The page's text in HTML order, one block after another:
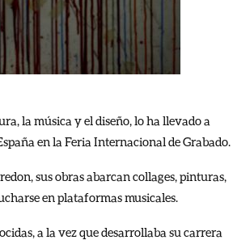
la música y el diseño, lo ha llevado a
en la Feria Internacional de Grabado.
sus obras abarcan collages, pinturas,
en plataformas musicales.
a la vez que desarrollaba su carrera